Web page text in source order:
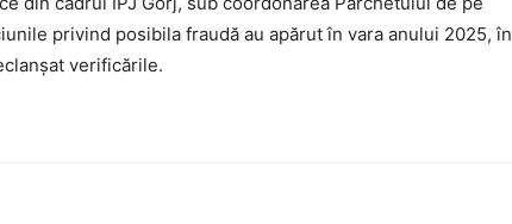
privind posibila fraudă au apărut în vara anului 2025, în
verificările.